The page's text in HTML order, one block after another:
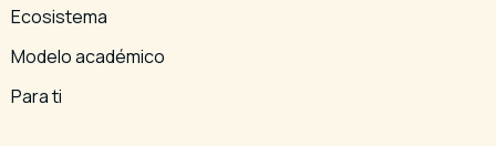
Ecosistema
Modelo académico
Para ti